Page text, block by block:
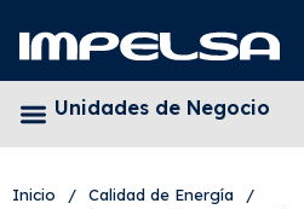
Unidades de Negocio
Inicio / Calidad de Energía
/